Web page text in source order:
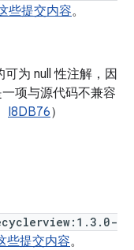
些提交内容。
为 null 性注解，因
项与源代码不兼容
I8DB76）
些提交内容。